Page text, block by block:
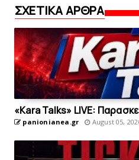
ΣΧΕΤΙΚΑ ΑΡΘΡΑ
«Kara Talks» LIVE:
panionianea.gr August 05,